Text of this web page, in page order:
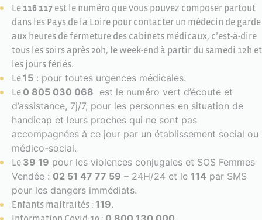
Le 116 117 est le numéro que vous pouvez composer partout
dans les Pays de la Loire pour contacter un médecin de garde
aux heures de fermeture des cabinets médicaux, c’est-à-dire
tous les soirs après 20h, le week-end à partir du samedi 12h et
les jours fériés.
Le 15 : pour toutes urgences médicales.
Le 0 805 030 068 est le numéro vert d’écoute et
d’assistance, 7j/7, pour les personnes en situation de
handicap et leurs proches qui ne sont pas
accompagnées à ce jour par un établissement social ou
médico-social.
Le 39 19 pour les violences conjugales et SOS Femmes
Vendée : 02 51 47 77 59 – 24H/24 et le 114 par SMS
pour les dangers immédiats.
Enfants maltraités : 119.